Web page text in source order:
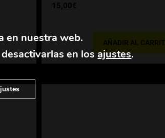
15,00€
en nuestra web.
en losajustes.